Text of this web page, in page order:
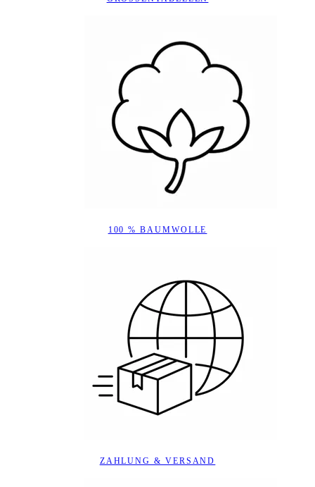
100 % BAUMWOLLE
ZAHLUNG & VERSAND